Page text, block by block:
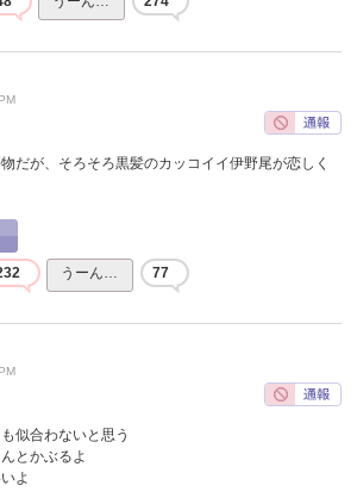
だが、そろそろ黒髪のカッコイイ伊野尾が恋しく
うーん… 77
似合わないと思う
とかぶるよ
よ